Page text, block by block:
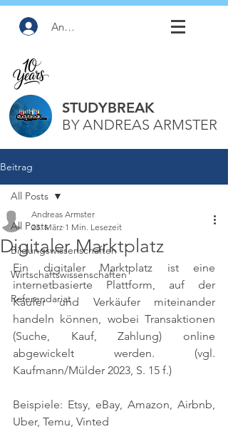
Anmelden
STUDYBREAK
BY ANDREAS ARMSTER
Beitrag
All Posts
Bildungswissenschaften
Wirtschaftswissenschaften
Referendariat
All Posts
Digitaler Marktplatz
Andreas Armster
23. März 1 Min. Lesezeit
Ein digitaler Marktplatz ist eine
internetbasierte Plattform, auf der
Käufer und Verkäufer miteinander
handeln können, wobei Transaktionen
(Suche, Kauf, Zahlung) online
abgewickelt werden. (vgl.
Kaufmann/Mülder 2023, S. 15 f.)
Beispiele: Etsy, eBay, Amazon, Airbnb,
Uber, Temu, Vinted